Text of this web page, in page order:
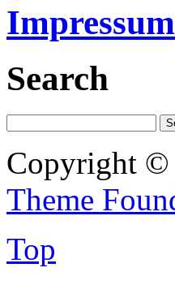
Impressum
Search
Copyright ©
Theme
Top